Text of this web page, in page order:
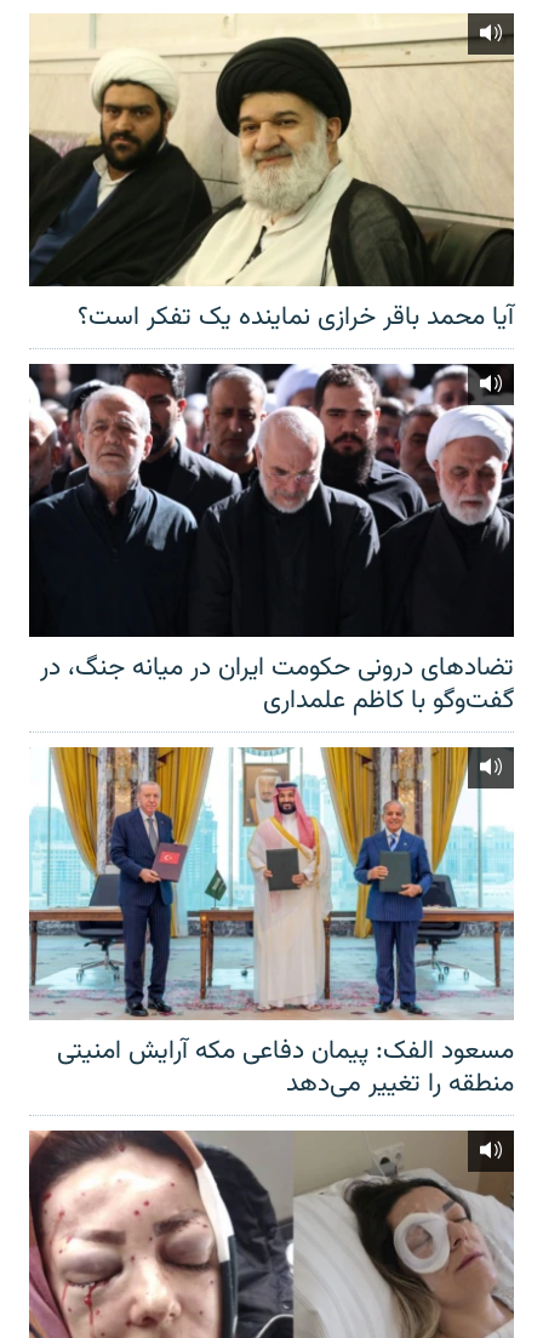
آیا محمد باقر خرازی نماینده یک تفکر است؟
تضادهای درونی حکومت ایران در میانه جنگ، در
گفت‌‌وگو با کاظم علمداری
مسعود الفک: پیمان دفاعی مکه آرایش امنیتی
منطقه را تغییر می‌دهد